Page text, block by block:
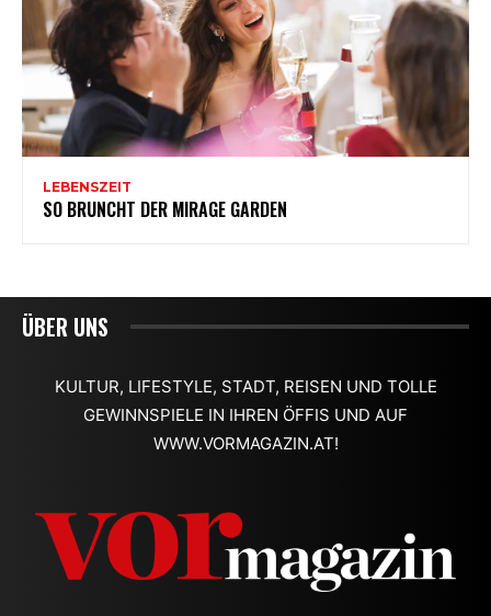
ÜBER UNS
KULTUR, LIFESTYLE, STADT, REISEN UND TOLLE
GEWINNSPIELE IN IHREN ÖFFIS UND AUF
WWW.VORMAGAZIN.AT!